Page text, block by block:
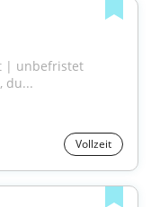
| unbefristet
du...
Vollzeit